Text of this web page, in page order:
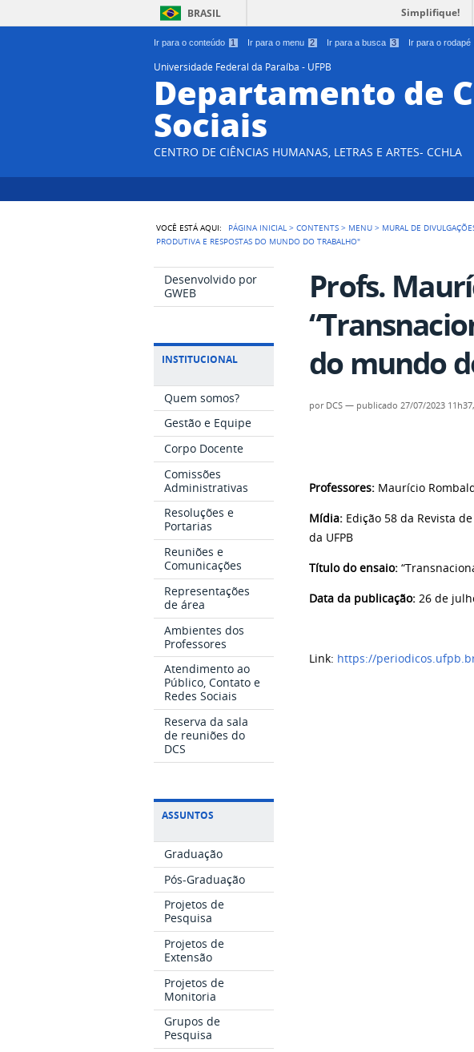
Ir para o conteúdo 1 Ir para o menu 2 Ir para a busca 3 Ir para o rodapé
BRASIL Simplifique!
Universidade Federal da Paraíba - UFPB
Departamento de
Sociais
CENTRO DE CIÊNCIAS HUMANAS, LETRAS E ARTES- CCHLA
VOCÊ ESTÁ AQUI: PÁGINA INICIAL >CONTENTS > MENU > MURAL DE
PRODUTIVA E RESPOSTAS DO MUNDO DO TRABALHO"
Desenvolvido por
GWEB
INSTITUCIONAL
Quem somos?
Gestão e Equipe
Corpo Docente
Comissões
Administrativas
Resoluções e
Portarias
Reuniões e
Comunicações
Representações
de área
Ambientes dos
Professores
Atendimento ao
Público, Contato e
Redes Sociais
Reserva da sala
de reuniões do
DCS
ASSUNTOS
Graduação
Pós-Graduação
Projetos de
Pesquisa
Projetos de
Extensão
Projetos de
Monitoria
Grupos de
Pesquisa
Profs.
do mundo
por DCS — publicado 27/07/2023 11h37,
Professores: Maurício
Mídia: Edição 58da Revista
da UFPB
Título do ensaio:
Data da publicação: 26 de
Link: https://